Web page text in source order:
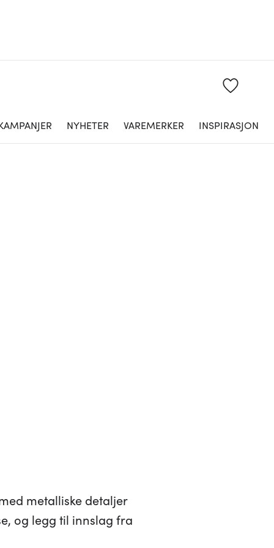
NYHETER VAREMERKER INSPIRASJON
metalliske detaljer
og legg til innslag fra